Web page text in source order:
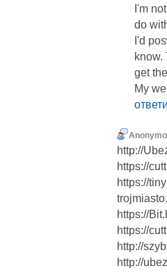
I'm
do
I'd
know.
get
My
http://
https://
https://
https://
https://
http://
http://